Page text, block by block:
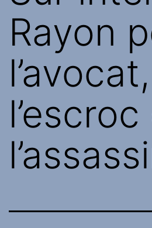
Rayon
l’avocat,